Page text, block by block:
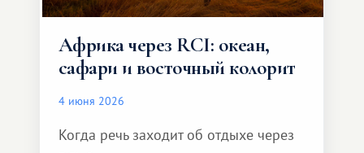
Африка через RCI: океан,
сафари и восточный колорит
4 июня 2026
Когда речь заходит об отдыхе через